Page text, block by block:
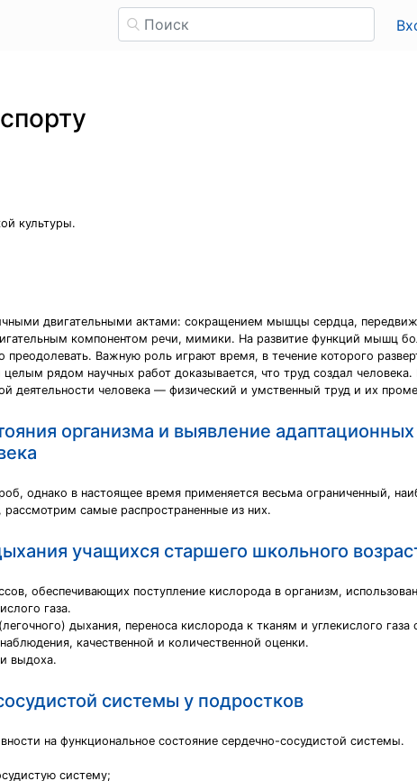
культуры.
двигательными актами: сокращением мышцы сердца,
компонентом речи, мимики. На развитие функций мышц
Важную роль играют время, в течение которого
рядом научных работ доказывается, что труд создал
деятельности человека — физический и умственный труд и их
организма и выявление
однако в настоящее время применяется весьма ограниченный,
самые распространенные из них.
учащихся старшего школьного
обеспечивающих поступление кислорода в организм,
газа.
дыхания, переноса кислорода к тканям и углекислого
качественной и количественной оценки.
выдоха.
системы у подростков
на функциональное состояние сердечно-сосудистой системы.
систему;